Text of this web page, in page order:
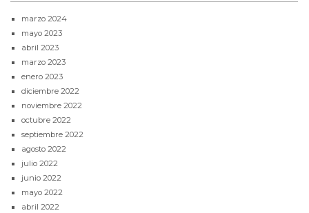
marzo 2024
mayo 2023
abril 2023
marzo 2023
enero 2023
diciembre 2022
noviembre 2022
octubre 2022
septiembre 2022
agosto 2022
julio 2022
junio 2022
mayo 2022
abril 2022